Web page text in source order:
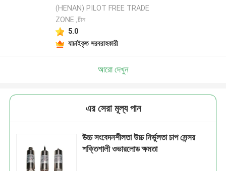
(HENAN) PILOT FREE TRADE
ZONE ,চীন
5.0
যাচাইকৃত সরবরাহকারী
আরো দেখুন
এর সেরা মূল্য পান
উচ্চ সংবেদনশীলতা উচ্চ নির্ভুলতা চাপ সেন্সর
শক্তিশালী ওভারলোড ক্ষমতা